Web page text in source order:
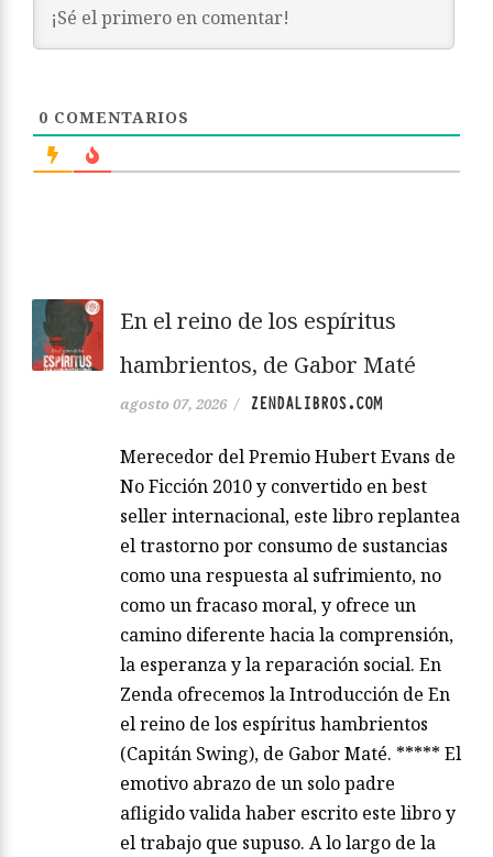
0 COMENTARIOS
En el reino de los espíritus
hambrientos, de Gabor Maté
agosto 07, 2026 / ZENDALIBROS.COM
Merecedor del Premio Hubert Evans de
No Ficción 2010 y convertido en best
seller internacional, este libro replantea
el trastorno por consumo de sustancias
como una respuesta al sufrimiento, no
como un fracaso moral, y ofrece un
camino diferente hacia la comprensión,
la esperanza y la reparación social. En
Zenda ofrecemos la Introducción de En
el reino de los espíritus hambrientos
(Capitán Swing), de Gabor Maté. ***** El
emotivo abrazo de un solo padre
afligido valida haber escrito este libro y
el trabajo que supuso. A lo largo de la